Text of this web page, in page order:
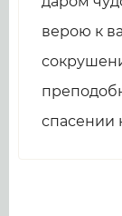
верою к
спасении